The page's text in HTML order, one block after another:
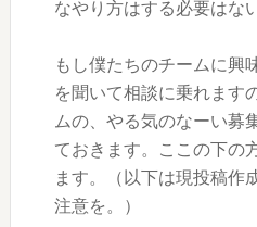
なやり方はする必要はな
もし僕たちのチームに興
を聞いて相談に乗れます
ムの、やる気のなーい募
ておきます。ここの下の
ます。（以下は現投稿作
注意を。）